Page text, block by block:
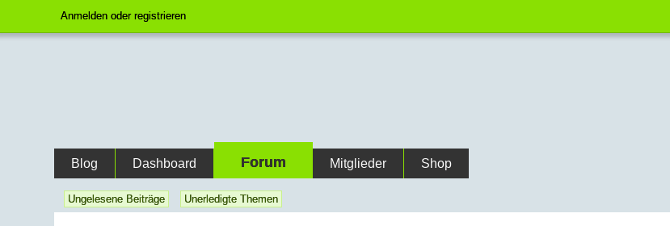
Anmelden oder registrieren
Blog Dashboard Forum Mitglieder Shop
Ungelesene Beiträge Unerledigte Themen